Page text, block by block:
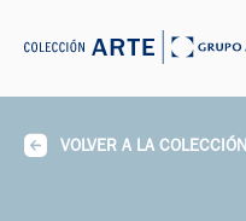
VOLVER A LA COLECCIÓN